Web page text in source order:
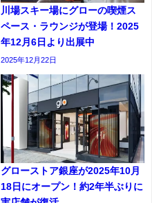
川場スキー場にグローの喫煙ス
ペース・ラウンジが登場！2025
年12月6日より出展中
2025年12月22日
グローストア銀座が2025年10月
18日にオープン！約2年半ぶりに